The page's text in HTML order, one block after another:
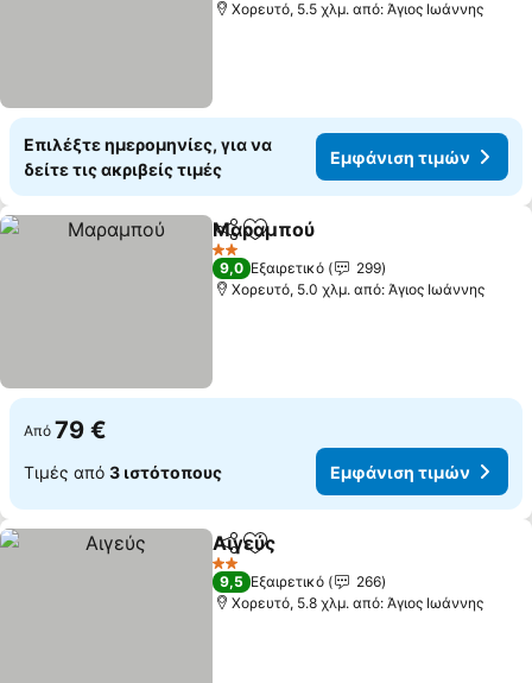
Χορευτό, 5.5 χλμ. από: Άγιος Ιωάννης
Επιλέξτε ημερομηνίες, για να
δείτε τις ακριβείς τιμές
Εμφάνιση τιμών
Κοινοποίηση
Προσθήκη στα αγαπημένα
Μαραμπού
2 Αστέρια
9,0 Εξαιρετικό
299
Χορευτό, 5.0 χλμ. από: Άγιος Ιωάννης
Από 79 €
Τιμές από 3 ιστότοπους Εμφάνιση τιμών
Κοινοποίηση
Προσθήκη στα αγαπημένα
Αιγεύς
2 Αστέρια
9,5 Εξαιρετικό
266
Χορευτό, 5.8 χλμ. από: Άγιος Ιωάννης